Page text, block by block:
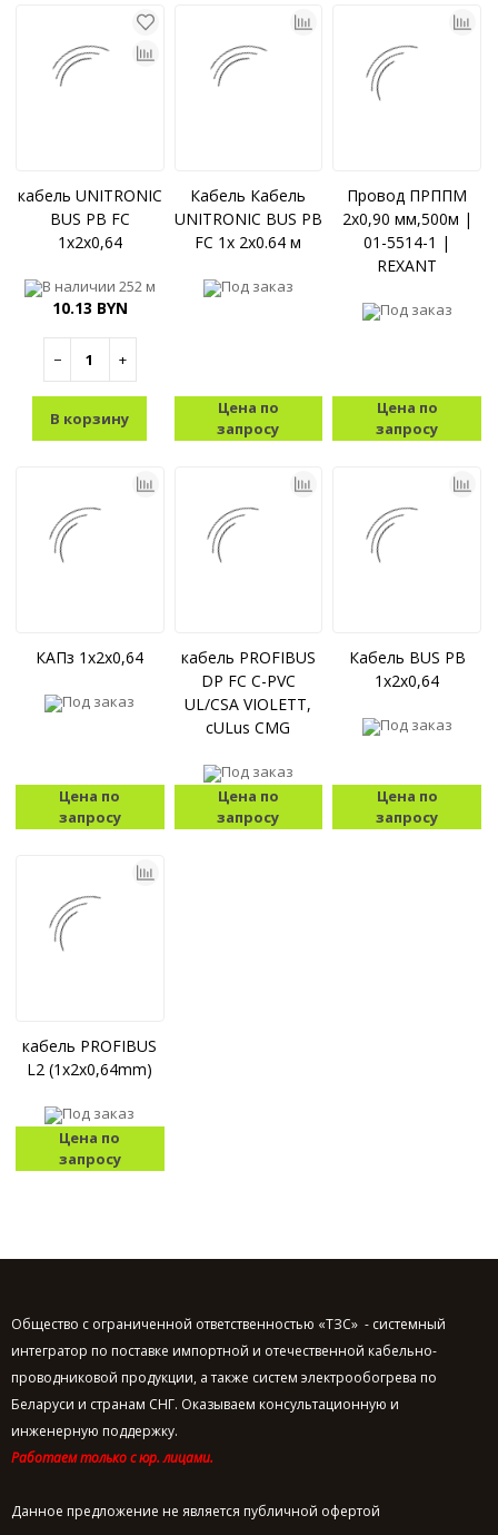
кабель UNITRONIC
BUS PB FC
1x2x0,64
В наличии 252 м
10.13 BYN
− +
В корзину
Кабель Кабель
UNITRONIC ВUS PB
FC 1x 2x0.64 м
Под заказ
Цена по
запросу
Провод ПРППМ
2x0,90 мм,500м |
01-5514-1 |
REXANT
Под заказ
Цена по
запросу
КАПз 1x2x0,64
Под заказ
Цена по
запросу
кабель PROFIBUS
DP FC C-PVC
UL/CSA VIOLETT,
cULus CMG
Под заказ
Цена по
запросу
Кабель BUS PB
1x2x0,64
Под заказ
Цена по
запросу
кабель PROFIBUS
L2 (1x2x0,64mm)
Под заказ
Цена по
запросу
Общество с ограниченной ответственностью «ТЗС» - системный
интегратор по поставке импортной и отечественной кабельно-
проводниковой продукции, а также систем электрообогрева по
Беларуси и странам СНГ. Оказываем консультационную и
инженерную поддержку.
Работаем только с юр. лицами.
Данное предложение не является публичной офертой